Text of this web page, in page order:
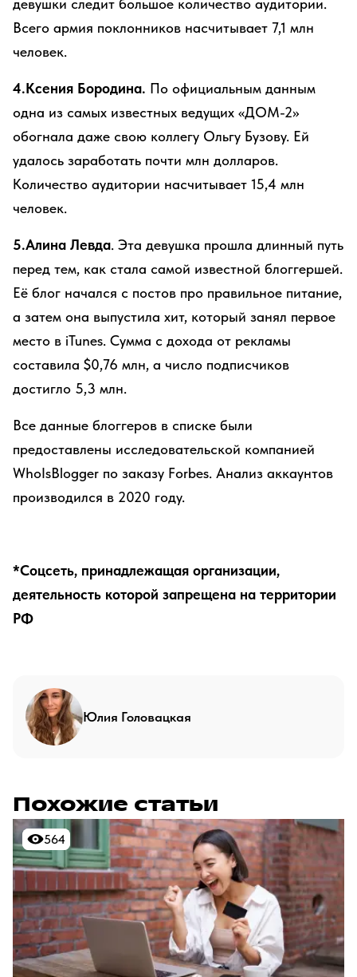
девушки следит большое количество аудитории.
Всего армия поклонников насчитывает 7,1 млн
человек.
4.Ксения Бородина. По официальным данным
одна из самых известных ведущих «ДОМ-2»
обогнала даже свою коллегу Ольгу Бузову. Ей
удалось заработать почти млн долларов.
Количество аудитории насчитывает 15,4 млн
человек.
5.Алина Левда. Эта девушка прошла длинный путь
перед тем, как стала самой известной блоггершей.
Её блог начался с постов про правильное питание,
а затем она выпустила хит, который занял первое
место в iTunes. Сумма с дохода от рекламы
составила $0,76 млн, а число подписчиков
достигло 5,3 млн.
Все данные блоггеров в списке были
предоставлены исследовательской компанией
WhoIsBlogger по заказу Forbes. Анализ аккаунтов
производился в 2020 году.
*Соцсеть, принадлежащая организации,
деятельность которой запрещена на территории
РФ
Юлия Головацкая
Похожие статьи
564
564